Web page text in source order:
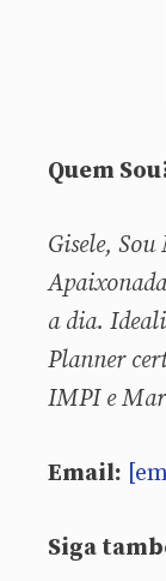
Quem
Gisele, Sou
a dia.
Planner
IMPI e
Email:
Siga